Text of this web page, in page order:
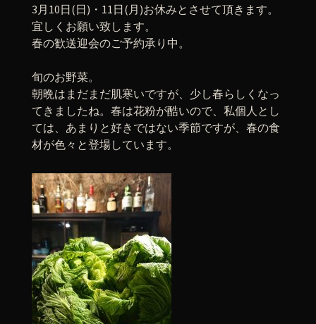
3月10日(日)・11日(月)お休みとさせて頂きます。
宜しくお願い致します。
春の歓送迎会のご予約承り中。
旬のお野菜。
朝晩はまだまだ肌寒いですが、少し春らしくなっ
てきましたね。春は花粉が酷いので、私個人とし
ては、あまりと好きではない季節ですが、春の食
材が色々と登場しています。